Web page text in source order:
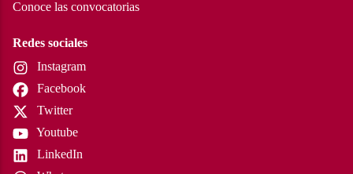
Conoce las convocatorias
Redes sociales
Instagram
Facebook
Twitter
Youtube
LinkedIn